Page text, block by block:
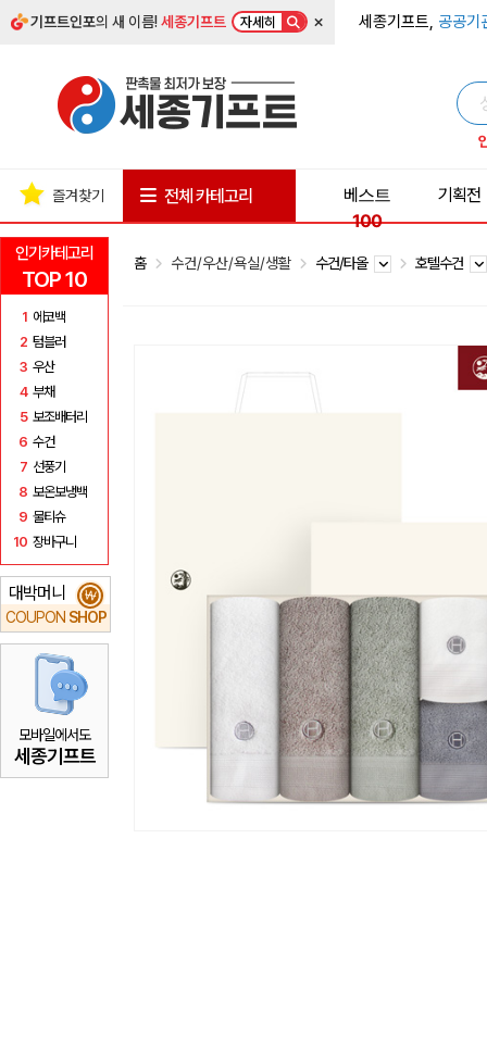
기프트인포의 새 이름!세종기프트 자세히 × 세종기프트, 공공기
인기카테고리
TOP 10
1 에코백
2 텀블러
3 우산
4 부채
5 보조배터리
6 수건
7 선풍기
8 보온보냉백
9 물티슈
10 장바구니
대박머니
COUPON SHOP
₩
모바일에서도
세종기프트
즐겨찾기 전체 카테고리
베스트
100
기획전
홈 수건/우산/욕실/생활 수건/타올 호텔수건